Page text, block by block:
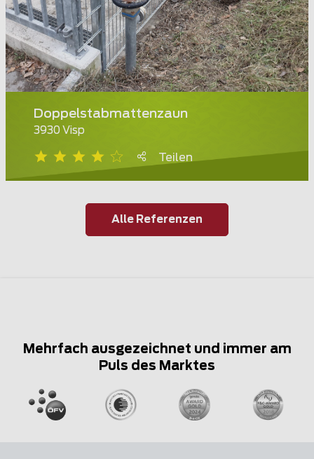
Doppelstabmattenzaun
3930 Visp
Teilen
Alle Referenzen
Mehrfach ausgezeichnet und immer am
Puls des Marktes